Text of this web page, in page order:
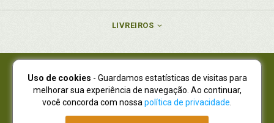
LIVREIROS
Juruá Editora Ltda., CNPJ 77.535.508/0001-19
Juruá Informática Ltda., CNPJ 01.701.561/0001-80
NOVO ENDEREÇO:R. Flávio Dallegrave, 7665, São Lourenço |
Curitiba - Paraná - CEP 82210-310
Uso de cookies - Guardamos estatísticas de visitas para
melhorar sua experiência de navegação. Ao continuar,
você concorda com nossa política de privacidade